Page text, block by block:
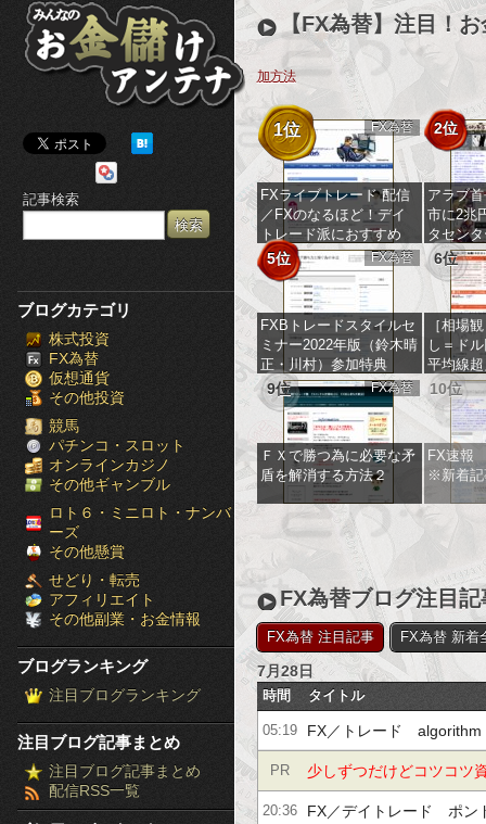
み
ん
な
の
お
金
儲
け
ア
ン
ナ
［ブ
ロ
グ
ラ
ン
キ
ン
グ］-
記事検索
ブログカテゴリ
株式投資
FX為替
仮想通貨
その他投資
競馬
パチンコ・スロット
オンラインカジノ
その他ギャンブル
ロト６・ミニロト・ナンバ
ーズ
その他懸賞
せどり・転売
アフィリエイト
その他副業・お金情報
ブログランキング
注目ブログランキング
注目ブログ記事まとめ
注目ブログ記事まとめ
配信RSS一覧
【FX為替】注目！
加方法
1位 FX為替
FXライブトレード 配信
／FXのなるほど！デイ
トレード派におすすめ
シンプルな分析からのト
レード手法
2位
アラブ
市に2兆
タセン
5位 FX為替
FXBトレードスタイルセ
ミナー2022年版（鈴木晴
正・川村）参加特典
6位
［相場
し＝ド
平均線
に要警
イント
ーロ円
9位 FX為替
ＦＸで勝つ為に必要な矛
盾を解消する方法２
10位
FX速報
※新着記
FX為替ブログ注目記
FX為替 注目記事 FX為替 新着
7月28日
時間 タイトル
05:19 FX／トレード algorithm
(2026.7.28)
PR 少しずつだけどコツコツ
公開！月利10％の投資手
20:36 FX／デイトレード ポ